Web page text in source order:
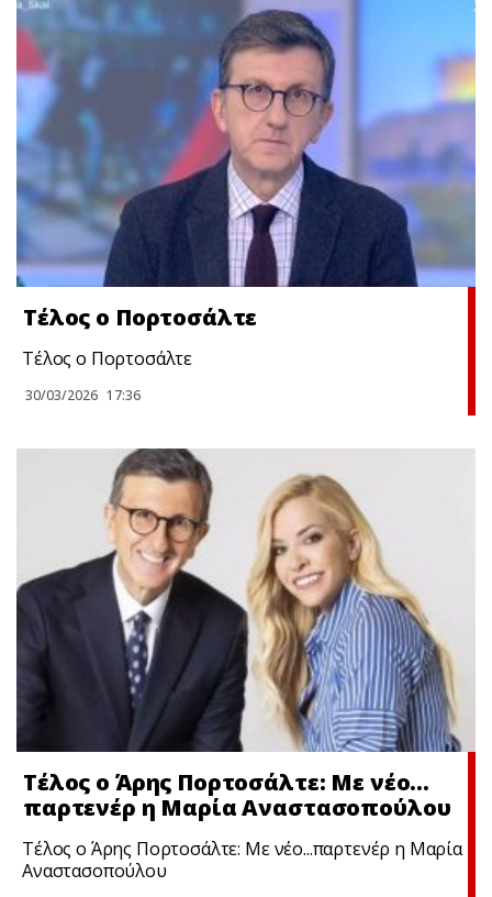
Τέλος ο Πορτοσάλτε
Τέλος ο Πορτοσάλτε
30/03/2026 17:36
Τέλος ο Άρης Πορτοσάλτε: Με νέο…
παρτενέρ η Μαρία Αναστασοπούλου
Τέλος ο Άρης Πορτοσάλτε: Με νέο...παρτενέρ η Μαρία
Αναστασοπούλου